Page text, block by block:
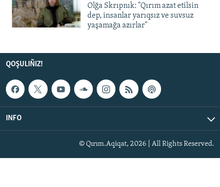
Olğa Skrıpnık: "Qırım azat etilsin
dep, insanlar yarıqsız ve suvsuz
yaşamağa azırlar"
QOŞULIÑIZ!
INFO
© Qırım.Aqiqat, 2026 | All Rights Reserved.